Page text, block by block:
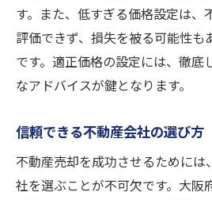
す。また、低すぎる価格設定は、
評価できず、損失を被る可能性も
です。適正価格の設定には、徹底
なアドバイスが鍵となります。
信頼できる不動産会社の選び方
不動産売却を成功させるためには
社を選ぶことが不可欠です。大阪